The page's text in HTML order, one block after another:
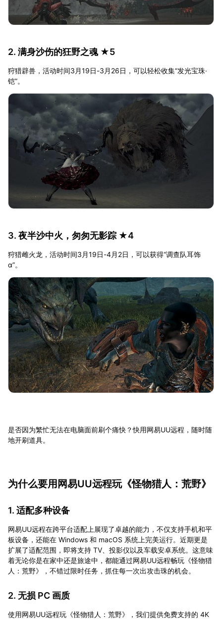
2. 满身沙伤的狂野之魂 ★5
狩猎辟兽，活动时间3月19日-3月26日，可以轻松收集“发光宝珠·
铠”。
3. 夜半沙中火，匆匆无影踪 ★4
狩猎雌火龙，活动时间3月19日-4月2日，可以获得“调查队耳饰
α”。
是否因为繁忙无法在电脑面前刷个痛快？快用网易UU远程，随时随
地开刷道具。
为什么要用网易UU远程玩《怪物猎人：荒野》
1. 适配多种设备
网易UU远程在跨平台适配上展现了卓越的能力，不仅支持手机和平
板设备，还能在 Windows 和 macOS 系统上完美运行。近期更是
扩展了适配范围，即将支持 TV、投影仪以及车载安卓系统。这意味
着无论你是在家中还是旅途中，都能通过网易UU远程畅玩《怪物猎
人：荒野》，不错过限时任务，抓住每一次出攻击珠的机会。
2. 无损 PC 画质
使用网易UU远程玩《怪物猎人：荒野》，我们提供免费支持的 4K